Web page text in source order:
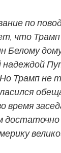
по
что
Белому
надеждой
Но Трамп не
время